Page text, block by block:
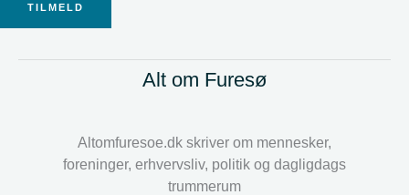
TILMELD
Alt om Furesø
Altomfuresoe.dk skriver om mennesker,
foreninger, erhvervsliv, politik og dagligdags
trummerum